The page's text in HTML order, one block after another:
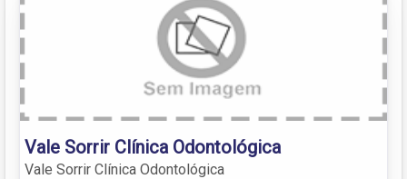
Vale Sorrir Clínica Odontológica
Vale Sorrir Clínica Odontológica